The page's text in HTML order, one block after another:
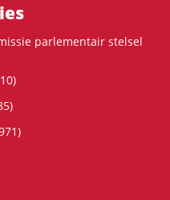
parlementair stelsel